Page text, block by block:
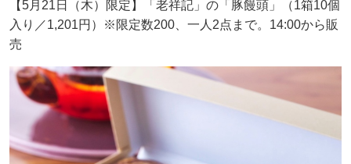
【5月21日（木）限定】「老祥記」の「豚饅頭」（1箱10個
入り／1,201円）※限定数200、一人2点まで。14:00から販
売